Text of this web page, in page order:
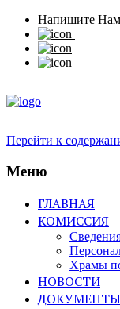
Напишите
Перейти к
Меню
ГЛАВНАЯ
КОМИССИЯ
Храмы
НОВОСТИ
ДОКУМЕНТЫ